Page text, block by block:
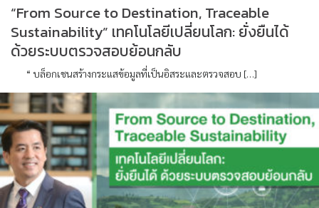
“From Source to Destination, Traceable
Sustainability” เทคโนโลยีเปลี่ยนโลก: ยั่งยืนได้
ด้วยระบบตรวจสอบย้อนกลับ
“ บล็อกเชนสร้างกระแสข้อมูลที่เป็นอิสระและตรวจสอบ […]